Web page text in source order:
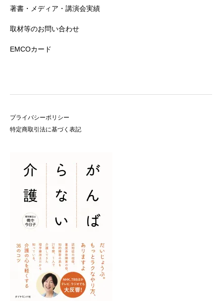
著書・メディア・講演会実績
取材等のお問い合わせ
EMCOカード
プライバシーポリシー
特定商取引法に基づく表記